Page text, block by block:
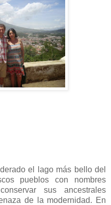
el lago más bello del
pueblos con nombres
sus ancestrales
de la modernidad. En